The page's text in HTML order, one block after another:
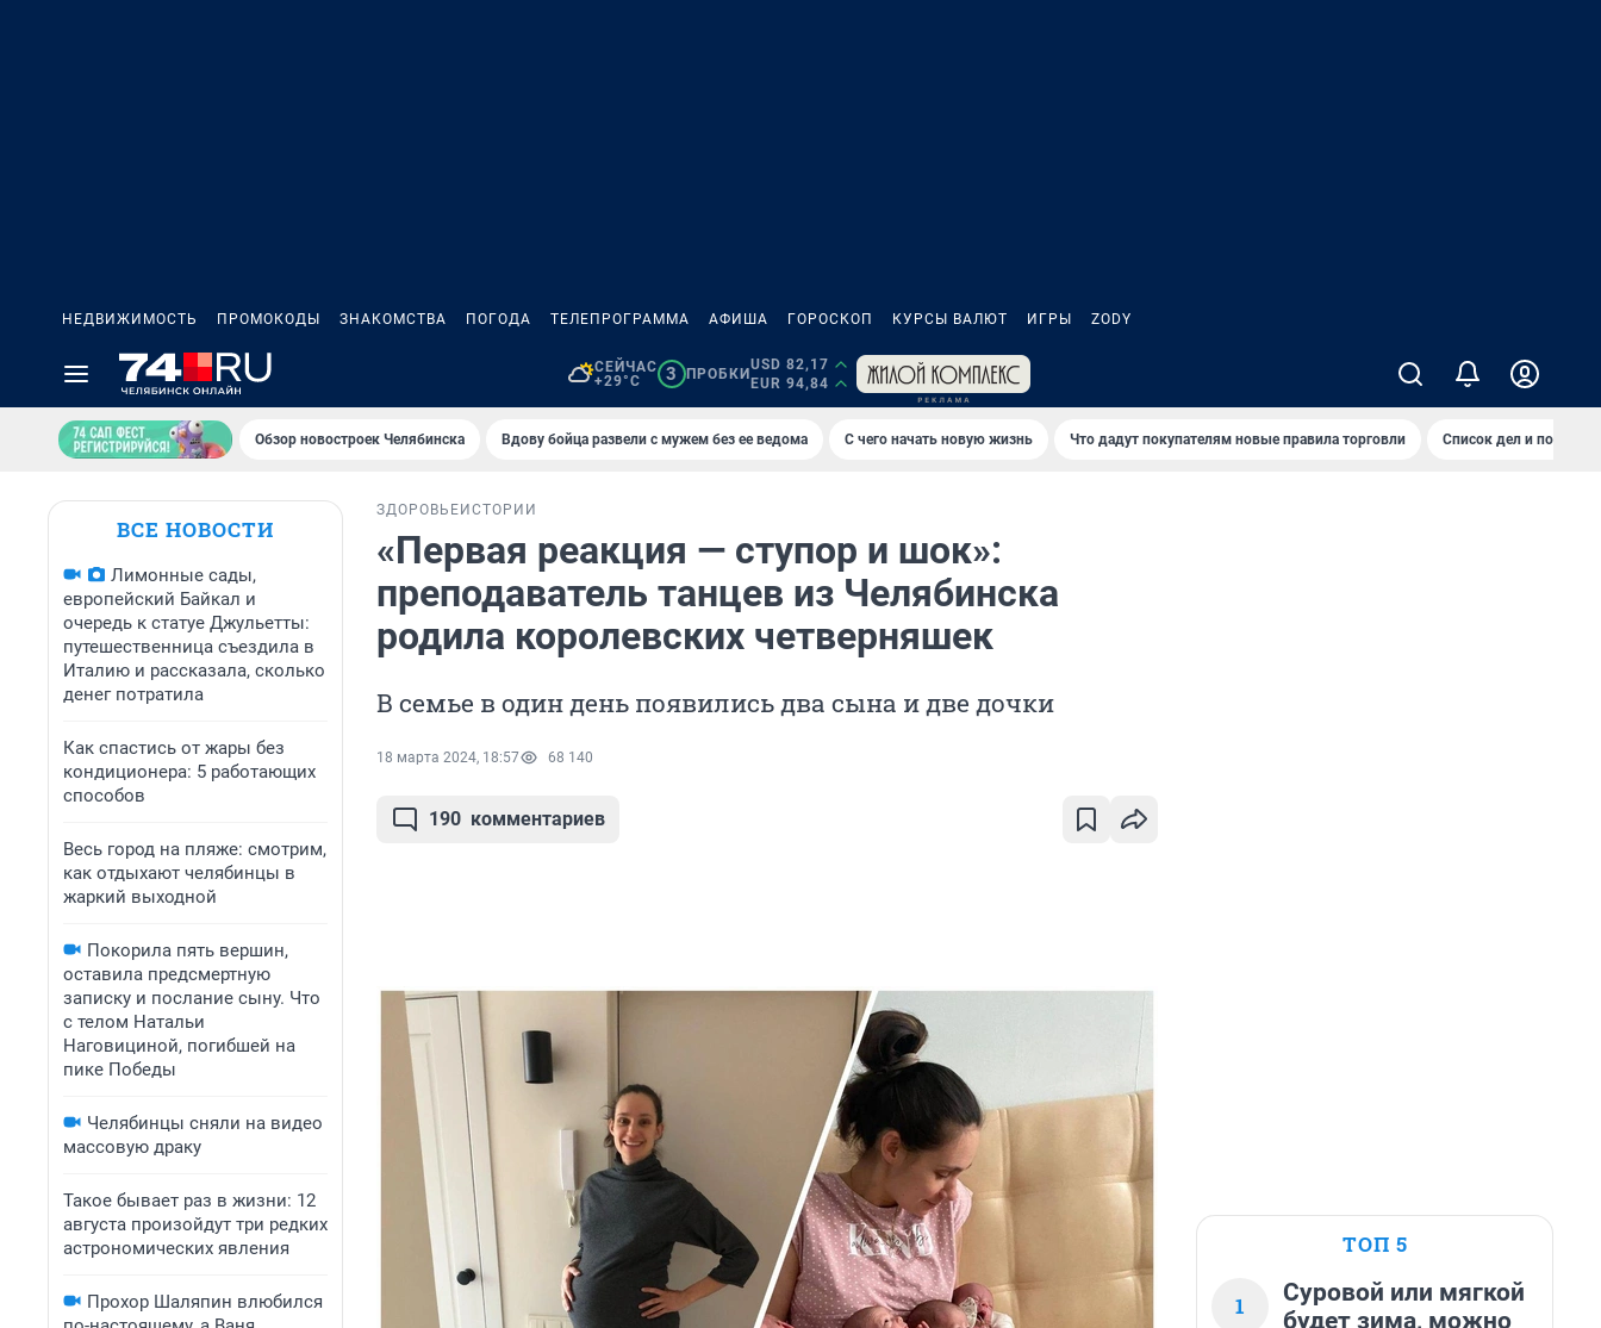
НЕДВИЖИМОСТЬ ПРОМОКОДЫ ЗНАКОМСТВА ПОГОДА ТЕЛЕПРОГРАММА АФИША ГОРОСКОП КУРСЫ ВАЛЮТ ИГРЫ ZODY
СЕЙЧАС
+29°C
3 ПРОБКИ
USD 82,17
EUR 94,84
Обзор новостроек Челябинска Вдову бойца развели с мужем без ее ведома С чего начать новую жизнь Что дадут покупателям новые правила торговли Список дел и покупок
ВСЕ НОВОСТИ
Лимонные сады,
европейский Байкал и
очередь к статуе Джульетты:
путешественница съездила в
Италию и рассказала, сколько
денег потратила
Как спастись от жары без
кондиционера: 5 работающих
способов
Весь город на пляже: смотрим,
как отдыхают челябинцы в
жаркий выходной
Покорила пять вершин,
оставила предсмертную
записку и послание сыну. Что
с телом Натальи
Наговициной, погибшей на
пике Победы
Челябинцы сняли на видео
массовую драку
Такое бывает раз в жизни: 12
августа произойдут три редких
астрономических явления
Прохор Шаляпин влюбился
ЗДОРОВЬЕ ИСТОРИИ
«Первая реакция — ступор и шок»:
преподаватель танцев из Челябинска
родила королевских четверняшек
В семье в один день появились два сына и две дочки
18 марта 2024, 18:57 68 140
190 комментариев
ТОП 5
1
Суровой или мягкой
будет зима, можно